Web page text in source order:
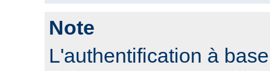
Note
L'authentification à